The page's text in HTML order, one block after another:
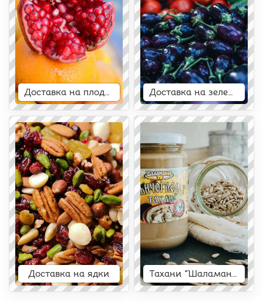
Доставка на плодове Доставка на зеленчуци
Доставка на ядки Тахани "Шаламанов"